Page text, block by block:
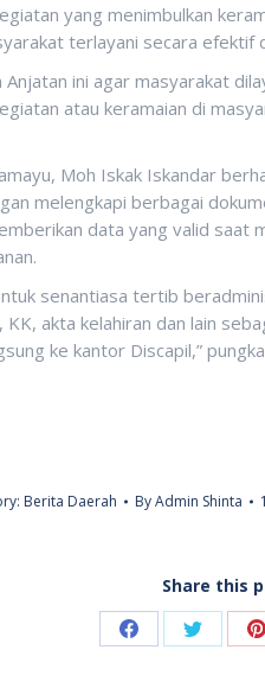
yang menimbulkan
terlayani secara efektif
Anjatan ini agar masyarakat
atau keramaian di
Moh Iskak Iskandar
melengkapi berbagai
data yang valid saat
senantiasa tertib
akta kelahiran dan lain
ke kantor Discapil,”
Berita Daerah ByAdmin Shinta
Share this
Share Share